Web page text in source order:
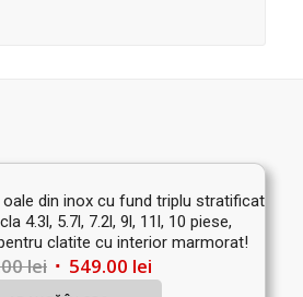
oale din inox cu fund triplu stratificat
4.3l, 5.7l, 7.2l, 9l, 11l, 10 piese,
clatite cu interior marmorat!
lei Prețul
inițial
549.00 leiPrețul
curent